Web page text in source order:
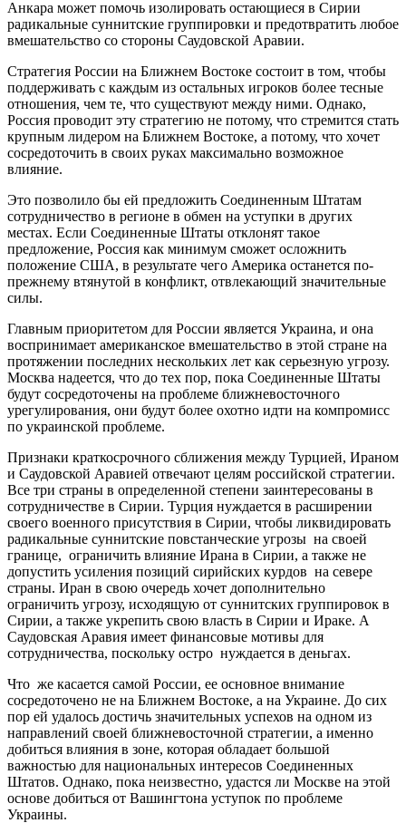
Анкара может помочь изолировать остающиеся в Сирии
радикальные суннитские группировки и предотвратить любое
вмешательство со стороны Саудовской Аравии.
Стратегия России на Ближнем Востоке состоит в том, чтобы
поддерживать с каждым из остальных игроков более тесные
отношения, чем те, что существуют между ними. Однако,
Россия проводит эту стратегию не потому, что стремится стать
крупным лидером на Ближнем Востоке, а потому, что хочет
сосредоточить в своих руках максимально возможное
влияние.
Это позволило бы ей предложить Соединенным Штатам
сотрудничество в регионе в обмен на уступки в других
местах. Если Соединенные Штаты отклонят такое
предложение, Россия как минимум сможет осложнить
положение США, в результате чего Америка останется по-
прежнему втянутой в конфликт, отвлекающий значительные
силы.
Главным приоритетом для России является Украина, и она
воспринимает американское вмешательство в этой стране на
протяжении последних нескольких лет как серьезную угрозу.
Москва надеется, что до тех пор, пока Соединенные Штаты
будут сосредоточены на проблеме ближневосточного
урегулирования, они будут более охотно идти на компромисс
по украинской проблеме.
Признаки краткосрочного сближения между Турцией, Ираном
и Саудовской Аравией отвечают целям российской стратегии.
Все три страны в определенной степени заинтересованы в
сотрудничестве в Сирии. Турция нуждается в расширении
своего военного присутствия в Сирии, чтобы ликвидировать
радикальные суннитские повстанческие угрозы на своей
границе, ограничить влияние Ирана в Сирии, а также не
допустить усиления позиций сирийских курдов на севере
страны. Иран в свою очередь хочет дополнительно
ограничить угрозу, исходящую от суннитских группировок в
Сирии, а также укрепить свою власть в Сирии и Ираке. А
Саудовская Аравия имеет финансовые мотивы для
сотрудничества, поскольку остро нуждается в деньгах.
Что же касается самой России, ее основное внимание
сосредоточено не на Ближнем Востоке, а на Украине. До сих
пор ей удалось достичь значительных успехов на одном из
направлений своей ближневосточной стратегии, а именно
добиться влияния в зоне, которая обладает большой
важностью для национальных интересов Соединенных
Штатов. Однако, пока неизвестно, удастся ли Москве на этой
основе добиться от Вашингтона уступок по проблеме
Украины.